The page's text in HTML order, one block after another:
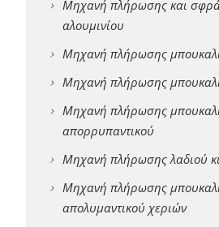
Μηχανή πλήρωσης και
αλουμινίου
Μηχανή πλήρωσης
Μηχανή πλήρωσης
Μηχανή πλήρωσης
απορρυπαντικού
Μηχανή πλήρωσης λαδιού
Μηχανή πλήρωσης
απολυμαντικού χεριών